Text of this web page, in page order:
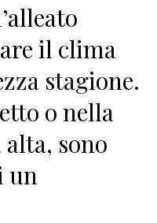
il clima
stagione.
o nella
sono
un